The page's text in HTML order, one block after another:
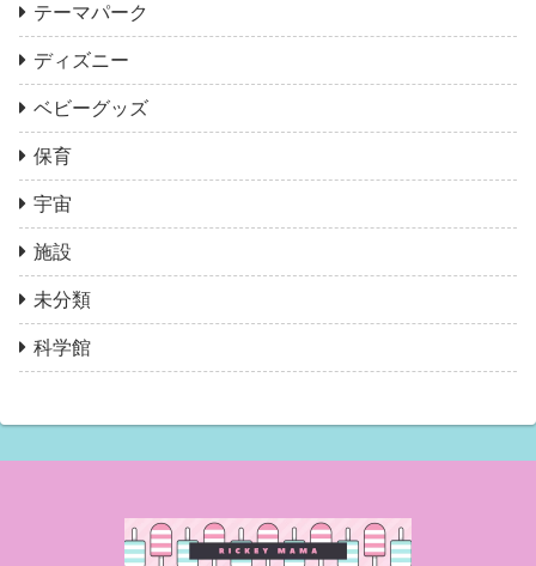
テーマパーク
ディズニー
ベビーグッズ
保育
宇宙
施設
未分類
科学館